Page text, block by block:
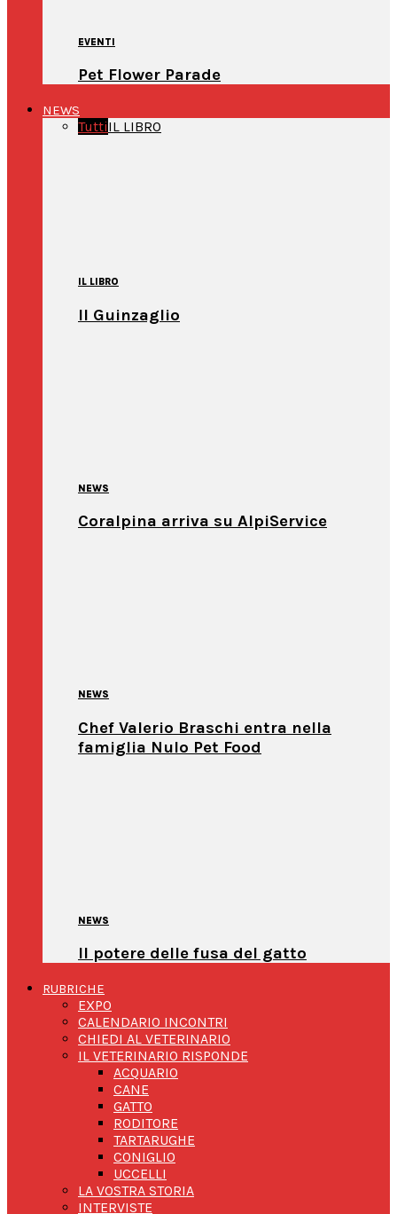
EVENTI
Pet Flower Parade
NEWS
TuttiIL LIBRO
IL LIBRO
Il Guinzaglio
NEWS
Coralpina arriva su AlpiService
NEWS
Chef Valerio Braschi entra nella
famiglia Nulo Pet Food
NEWS
Il potere delle fusa del gatto
RUBRICHE
EXPO
CALENDARIO INCONTRI
CHIEDI AL VETERINARIO
IL VETERINARIO RISPONDE
ACQUARIO
CANE
GATTO
RODITORE
TARTARUGHE
CONIGLIO
UCCELLI
LA VOSTRA STORIA
INTERVISTE